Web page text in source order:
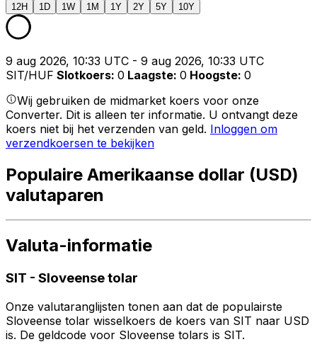
12H 1D 1W 1M 1Y 2Y 5Y 10Y
9 aug 2026, 10:33 UTC - 9 aug 2026, 10:33 UTC
SIT/HUF Slotkoers: 0 Laagste: 0 Hoogste: 0
Wij gebruiken de midmarket koers voor onze
Converter. Dit is alleen ter informatie. U ontvangt deze
koers niet bij het verzenden van geld. Inloggen om
verzendkoersen te bekijken
Populaire Amerikaanse dollar (USD)
valutaparen
Valuta-informatie
SIT - Sloveense tolar
Onze valutaranglijsten tonen aan dat de populairste
Sloveense tolar wisselkoers de koers van SIT naar USD
is. De geldcode voor Sloveense tolars is SIT.